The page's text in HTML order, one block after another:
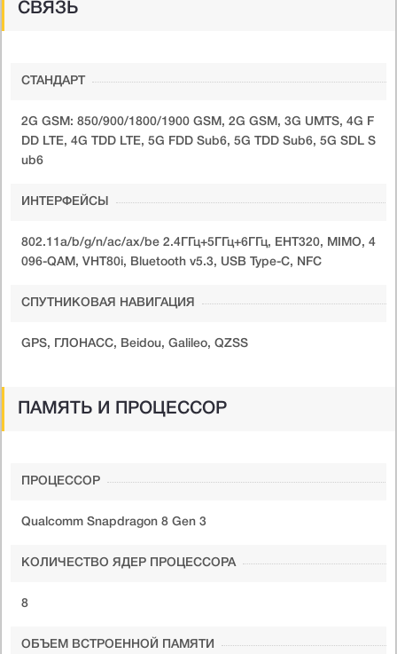
СВЯЗЬ
СТАНДАРТ
2G GSM: 850/900/1800/1900 GSM, 2G GSM, 3G UMTS, 4G F
DD LTE, 4G TDD LTE, 5G FDD Sub6, 5G TDD Sub6, 5G SDL S
ub6
ИНТЕРФЕЙСЫ
802.11a/b/g/n/ac/ax/be 2.4ГГц+5ГГц+6ГГц, EHT320, MIMO, 4
096-QAM, VHT80i, Bluetooth v5.3, USB Type-C, NFC
СПУТНИКОВАЯ НАВИГАЦИЯ
GPS, ГЛОНАСС, Beidou, Galileo, QZSS
ПАМЯТЬ И ПРОЦЕССОР
ПРОЦЕССОР
Qualcomm Snapdragon 8 Gen 3
КОЛИЧЕСТВО ЯДЕР ПРОЦЕССОРА
8
ОБЪЕМ ВСТРОЕННОЙ ПАМЯТИ